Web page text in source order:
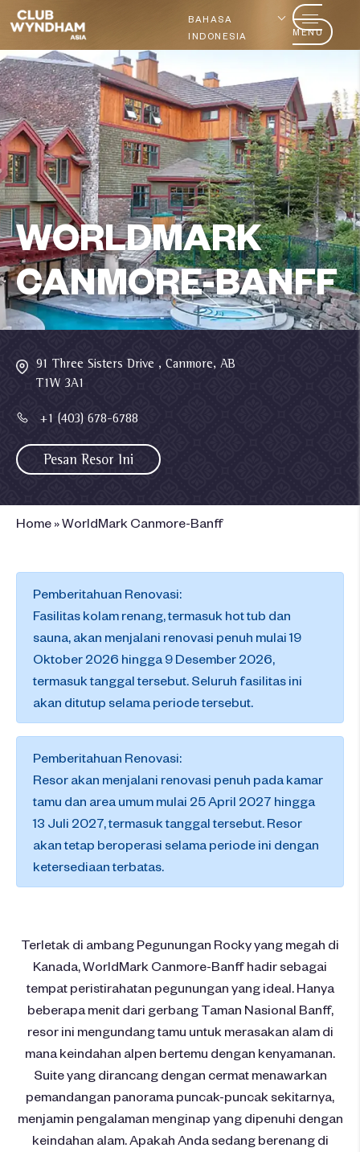
BAHASA
INDONESIA
MENU
WORLDMARK
CANMORE-BANFF
91 Three Sisters Drive , Canmore, AB
T1W 3A1
+1 (403) 678-6788
Pesan Resor Ini
Home »WorldMark Canmore-Banff
Pemberitahuan Renovasi:
Fasilitas kolam renang, termasuk hot tub dan
sauna, akan menjalani renovasi penuh mulai 19
Oktober 2026 hingga 9 Desember 2026,
termasuk tanggal tersebut. Seluruh fasilitas ini
akan ditutup selama periode tersebut.
Pemberitahuan Renovasi:
Resor akan menjalani renovasi penuh pada kamar
tamu dan area umum mulai 25 April 2027 hingga
13 Juli 2027, termasuk tanggal tersebut. Resor
akan tetap beroperasi selama periode ini dengan
ketersediaan terbatas.
Terletak di ambang Pegunungan Rocky yang megah di
Kanada, WorldMark Canmore-Banff hadir sebagai
tempat peristirahatan pegunungan yang ideal. Hanya
beberapa menit dari gerbang Taman Nasional Banff,
resor ini mengundang tamu untuk merasakan alam di
mana keindahan alpen bertemu dengan kenyamanan.
Suite yang dirancang dengan cermat menawarkan
pemandangan panorama puncak-puncak sekitarnya,
menjamin pengalaman menginap yang dipenuhi dengan
keindahan alam. Apakah Anda sedang berenang di